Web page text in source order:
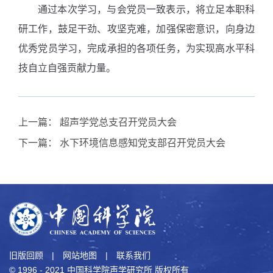
通过本次学习，与会党员一致表示，将立足本职科
研工作，鼓足干劲、攻坚克难，加强保密意识，向身边
优秀党员学习，完成承担的各项任务，为实现高水平科
技自立自强贡献力量。
上一篇：
超声学党总支召开党员大会
下一篇：
水下环境信息感知党支部召开党员大会
旧版回顾 | 网站地图 |
联系我们
© 1996 - 2021 中国科学院声学研究所 版权所有